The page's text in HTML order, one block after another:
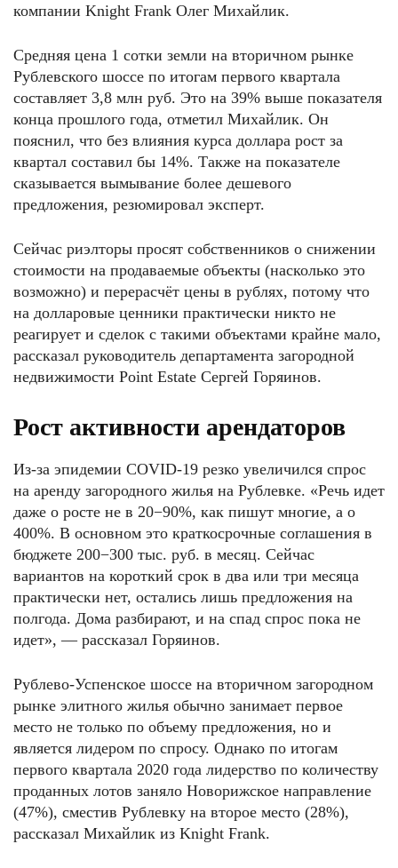
компании Knight Frank Олег Михайлик.
Средняя цена 1 сотки земли на вторичном рынке
Рублевского шоссе по итогам первого квартала
составляет 3,8 млн руб. Это на 39% выше показателя
конца прошлого года, отметил Михайлик. Он
пояснил, что без влияния курса доллара рост за
квартал составил бы 14%. Также на показателе
сказывается вымывание более дешевого
предложения, резюмировал эксперт.
Сейчас риэлторы просят собственников о снижении
стоимости на продаваемые объекты (насколько это
возможно) и перерасчёт цены в рублях, потому что
на долларовые ценники практически никто не
реагирует и сделок с такими объектами крайне мало,
рассказал руководитель департамента загородной
недвижимости Point Estate Сергей Горяинов.
Рост активности арендаторов
Из-за эпидемии COVID-19 резко увеличился спрос
на аренду загородного жилья на Рублевке. «Речь идет
даже о росте не в 20−90%, как пишут многие, а о
400%. В основном это краткосрочные соглашения в
бюджете 200−300 тыс. руб. в месяц. Сейчас
вариантов на короткий срок в два или три месяца
практически нет, остались лишь предложения на
полгода. Дома разбирают, и на спад спрос пока не
идет», — рассказал Горяинов.
Рублево-Успенское шоссе на вторичном загородном
рынке элитного жилья обычно занимает первое
место не только по объему предложения, но и
является лидером по спросу. Однако по итогам
первого квартала 2020 года лидерство по количеству
проданных лотов заняло Новорижское направление
(47%), сместив Рублевку на второе место (28%),
рассказал Михайлик из Knight Frank.